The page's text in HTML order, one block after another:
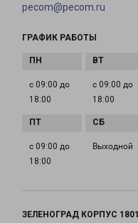
pecom@pecom.ru
ГРАФИК РАБОТЫ
с 09:00 до
18:00
с 09:00 до
18:00
с 09:00 до
18:00
Выходной
ЗЕЛЕНОГРАД КОРПУС 1801